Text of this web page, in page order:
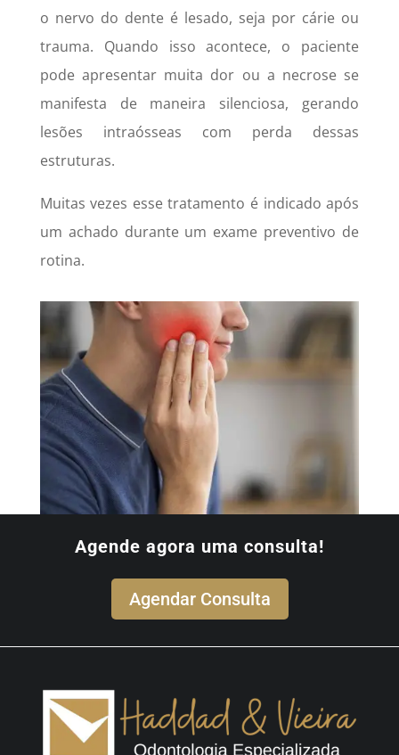
o nervo do dente é lesado, seja por cárie ou
trauma. Quando isso acontece, o paciente
pode apresentar muita dor ou a necrose se
manifesta de maneira silenciosa, gerando
lesões intraósseas com perda dessas
estruturas.
Muitas vezes esse tratamento é indicado após
um achado durante um exame preventivo de
rotina.
Agende agora uma consulta!
Agendar Consulta